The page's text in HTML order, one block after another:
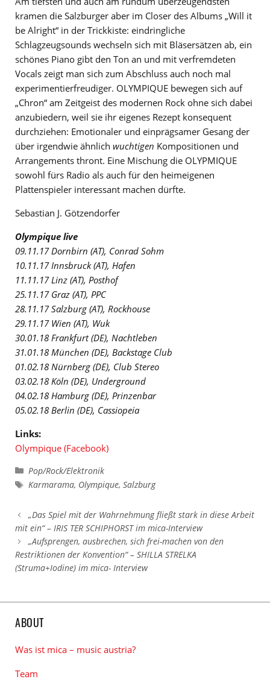
kramen die Salzburger aber im Closer des Albums „Will it
be Alright“ in der Trickkiste: eindringliche
Schlagzeugsounds wechseln sich mit Bläsersätzen ab, ein
schönes Piano gibt den Ton an und mit verfremdeten
Vocals zeigt man sich zum Abschluss auch noch mal
experimentierfreudiger. OLYMPIQUE bewegen sich auf
„Chron“ am Zeitgeist des modernen Rock ohne sich dabei
anzubiedern, weil sie ihr eigenes Rezept konsequent
durchziehen: Emotionaler und einprägsamer Gesang der
über irgendwie ähnlich wuchtigen Kompositionen und
Arrangements thront. Eine Mischung die OLYPMIQUE
sowohl fürs Radio als auch für den heimeigenen
Plattenspieler interessant machen dürfte.
Sebastian J. Götzendorfer
Olympique live
09.11.17 Dornbirn (AT), Conrad Sohm
10.11.17 Innsbruck (AT), Hafen
11.11.17 Linz (AT), Posthof
25.11.17 Graz (AT), PPC
28.11.17 Salzburg (AT), Rockhouse
29.11.17 Wien (AT), Wuk
30.01.18 Frankfurt (DE), Nachtleben
31.01.18 München (DE), Backstage Club
01.02.18 Nürnberg (DE), Club Stereo
03.02.18 Köln (DE), Underground
04.02.18 Hamburg (DE), Prinzenbar
05.02.18 Berlin (DE), Cassiopeia
Links:
Olympique (Facebook)
Kategorien
Pop/Rock/Elektronik
Schlagwörter
Karmarama, Olympique,Salzburg
„Das Spiel mit der Wahrnehmung fließt stark in diese Arbeit
mit ein“ – IRIS TER SCHIPHORST im mica-Interview
„Aufsprengen, ausbrechen, sich frei-machen von den
Restriktionen der Konvention“ – SHILLA STRELKA
(Struma+Iodine) im mica- Interview
ABOUT
Was ist mica – music austria?
Team